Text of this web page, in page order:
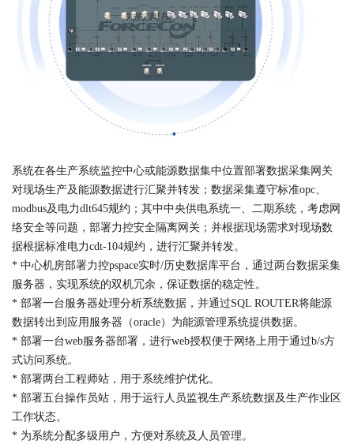
系统在各生产系统监控中心或能源数据集中位置部署数据采集网关
对现场生产及能源数据进行汇聚并转发；数据采集遵守标准opc、
modbus及电力dlt645规约；其中中央供电系统一、二期系统，考虑网
络安全等问题，部署力控安全隔离网关；并根据现场需求对现场数
据根据标准电力cdt-104规约，进行汇聚并转发。
* 中心机房部署力控pspace实时/历史数据库平台，通过两台数据采集
服务器，实现系统的双机冗余，保证数据的稳定性。
* 部署一台服务器处理分析系统数据，并通过SQL ROUTER将能源
数据转出到应用服务器（oracle）为能源管理系统提供数据。
* 部署一台web服务器部署，进行web授权便于网络上用于通过b/s方
式访问系统。
* 部署两台工程师站，用于系统维护优化。
* 部署五台操作员站，用于运行人员监视生产系统数据及生产作业区
工作状态。
* 为系统分配多级用户，方便对系统及人员管理。